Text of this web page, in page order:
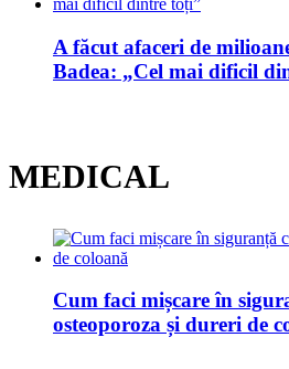
A făcut afaceri de
Badea: „Cel mai dificil
MEDICAL
Cum faci mișcare în
osteoporoza și dureri de